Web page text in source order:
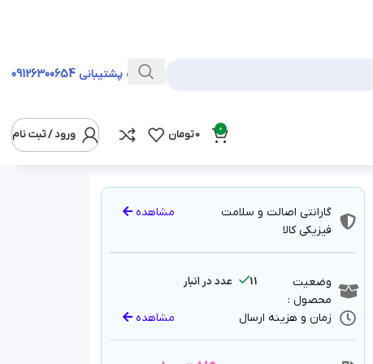
خط ویژه پشتیبانی 09126300654
0
0تومان ورود / ثبت نام
گارانتی اصالت و سلامت
فیزیکی کالا
مشاهده
وضعیت
محصول :
11 عدد در انبار
زمان و هزینه ارسال مشاهده